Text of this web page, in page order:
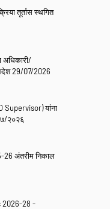
तूर्तास स्थगित
अधिकारी/
आदेश 29/07/2026
Supervisor) यांना
२०२६
26 अंतरीम निकाल
2026-28 -